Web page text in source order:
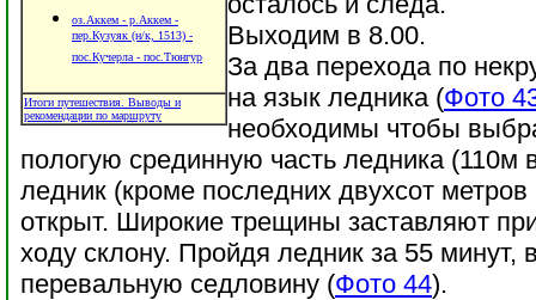
оз.Аккем - р.Аккем -
пер.Кузуяк (н/к, 1513) -
пос.Кучерла - пос.Тюнгур
Итоги путешествия. Выводы и
рекомендации по маршруту
Выходим в 8.00.
За два перехода по
на язык ледника (Фото
необходимы чтобы
пологую срединную часть ледника (110м
ледник (кроме последних двухсот
открыт. Широкие трещины заставляют
ходу склону. Пройдя ледник за 55 минут,
перевальную седловину (Фото 44).